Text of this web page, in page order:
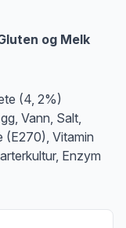
og Melk
(4, 2%)
Vann, Salt,
(E270), Vitamin
Enzym